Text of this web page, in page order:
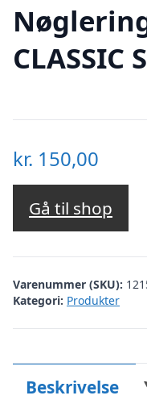
CLASSIC
kr. 150,00
Gå til shop
Varenummer (SKU):
Kategori: Produkter
Beskrivelse